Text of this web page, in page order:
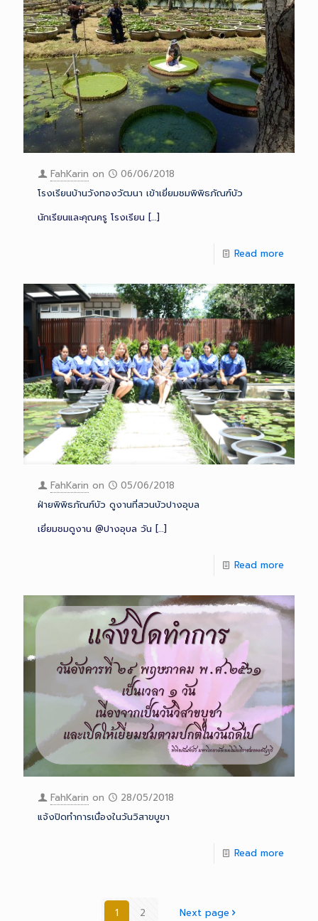
FahKarin on
06/06/2018
โรงเรียนบ้านวังทองวัฒนา เข้าเยี่ยมชมพิพิธภัณฑ์บัว
นักเรียนและคุณครู โรงเรียน […]
Read more
FahKarin on
05/06/2018
ฝ่ายพิพิธภัณฑ์บัว ดูงานที่สวนบัวปางอุบล
เยี่ยมชมดูงาน @ปางอุบล วัน […]
Read more
FahKarin on
28/05/2018
แจ้งปิดทำการเนื่องในวันวิสาขบูขา
Read more
1 2 Next page